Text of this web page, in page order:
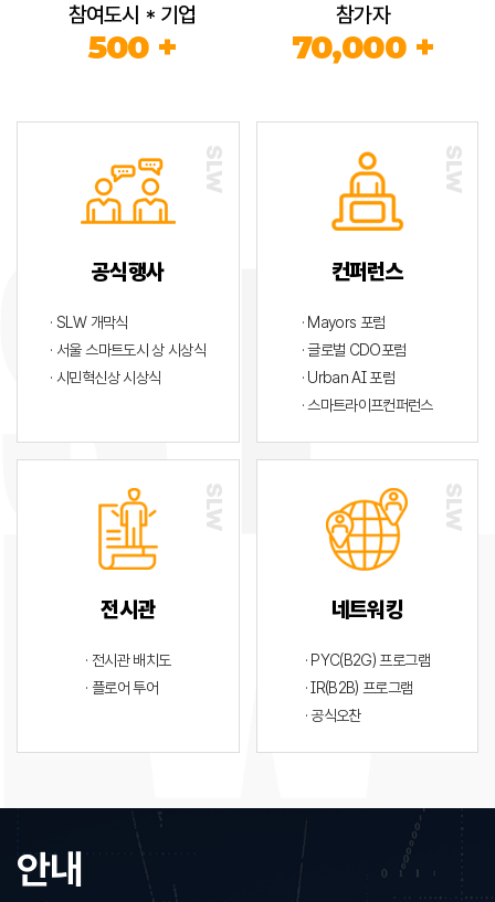
참여도시 * 기업
500 +
참가자
70,000 +
공식행사
· SLW 개막식
· 서울 스마트도시 상 시상식
· 시민혁신상 시상식
컨퍼런스
· Mayors 포럼
· 글로벌 CDO포럼
· Urban AI 포럼
· 스마트라이프컨퍼런스
전시관
· 전시관 배치도
· 플로어 투어
네트워킹
· PYC(B2G) 프로그램
· IR(B2B) 프로그램
· 공식오찬
안내